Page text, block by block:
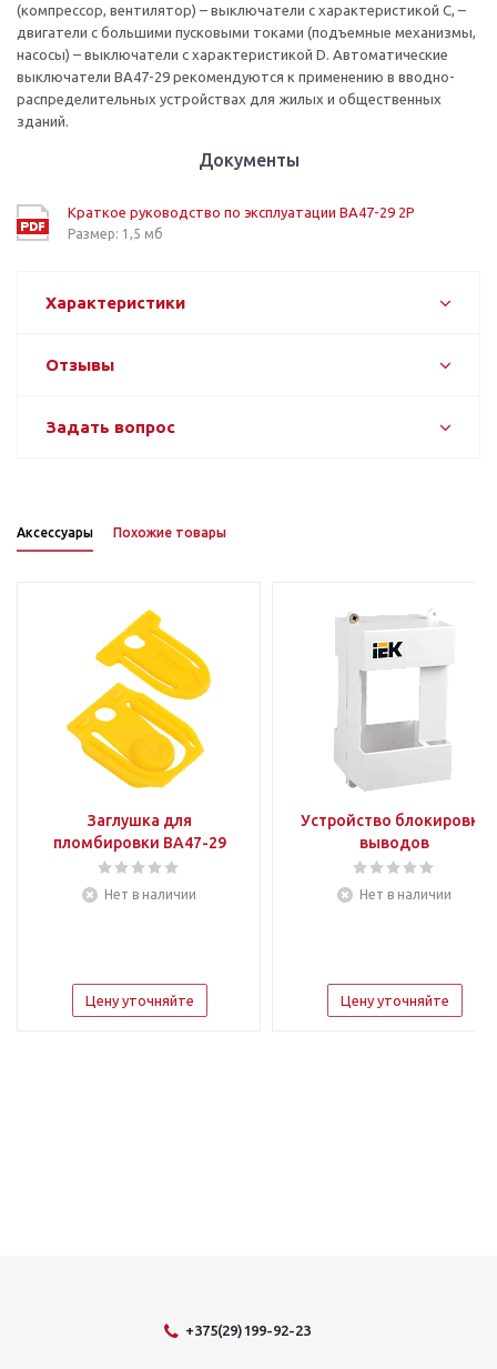
(компрессор, вентилятор) – выключатели с характеристикой C, –
двигатели с большими пусковыми токами (подъемные механизмы,
насосы) – выключатели с характеристикой D. Автоматические
выключатели ВА47-29 рекомендуются к применению в вводно-
распределительных устройствах для жилых и общественных
зданий.
Документы
Краткое руководство по эксплуатации ВА47-29 2P
Размер: 1,5 мб
Характеристики
Отзывы
Задать вопрос
Аксессуары Похожие товары
Заглушка для
пломбировки ВА47-29
Нет в наличии
Цену уточняйте
Устройство блокировки
выводов
Нет в наличии
Цену уточняйте
+375(29)199-92-23